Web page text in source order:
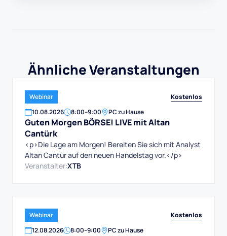
Ähnliche Veranstaltungen
Webinar
Kostenlos
10.08.2026 8:00–9:00 PC zu Hause
Guten Morgen BÖRSE! LIVE mit Altan
Cantürk
<p>Die Lage am Morgen! Bereiten Sie sich mit Analyst
Altan Cantür auf den neuen Handelstag vor.</p>
Veranstalter:XTB
Webinar
Kostenlos
12.08.2026 8:00–9:00 PC zu Hause